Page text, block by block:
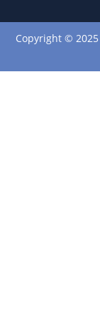
Copyright © 2025